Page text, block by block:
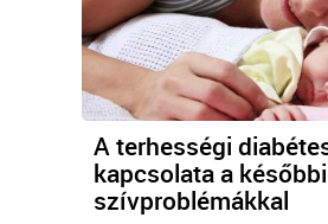
A terhességi
kapcsolata a későbbi
szívproblémákkal